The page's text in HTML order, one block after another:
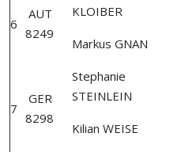
6
AUT
8249
KLOIBER
Markus GNAN
7
GER
8298
Stephanie
STEINLEIN
Kilian WEISE